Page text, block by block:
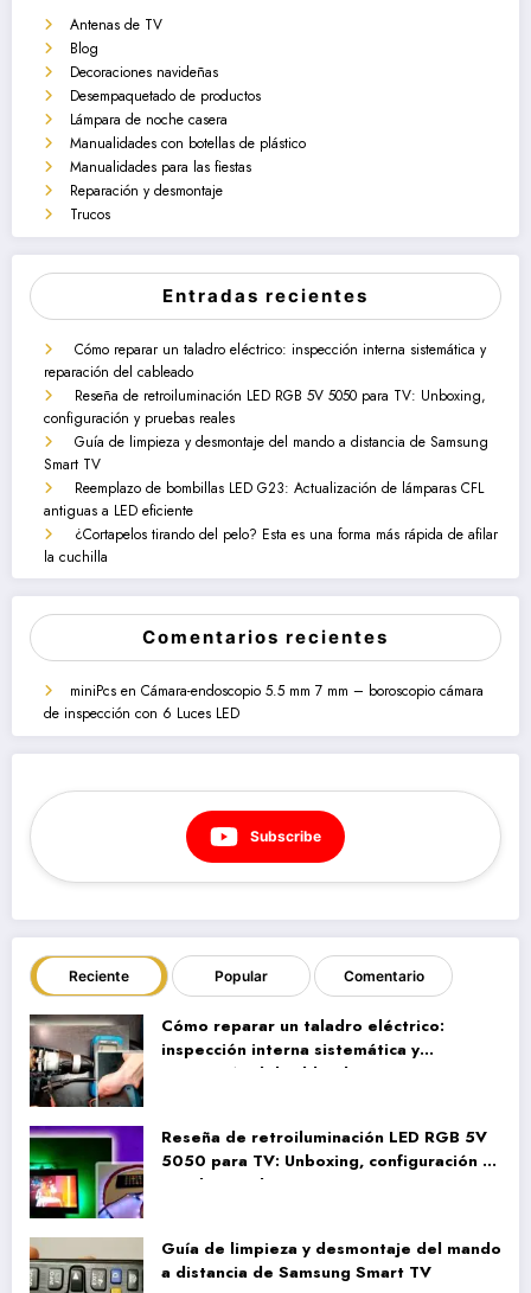
Antenas de TV
Blog
Decoraciones navideñas
Desempaquetado de productos
Lámpara de noche casera
Manualidades con botellas de plástico
Manualidades para las fiestas
Reparación y desmontaje
Trucos
Entradas recientes
Cómo reparar un taladro eléctrico: inspección interna sistemática y
reparación del cableado
Reseña de retroiluminación LED RGB 5V 5050 para TV: Unboxing,
configuración y pruebas reales
Guía de limpieza y desmontaje del mando a distancia de Samsung
Smart TV
Reemplazo de bombillas LED G23: Actualización de lámparas CFL
antiguas a LED eficiente
¿Cortapelos tirando del pelo? Esta es una forma más rápida de afilar
la cuchilla
Comentarios recientes
miniPcs en Cámara-endoscopio 5.5 mm 7 mm – boroscopio cámara
de inspección con 6 Luces LED
Subscribe
Reciente Popular Comentario
Cómo reparar un taladro eléctrico:
inspección interna sistemática y
reparación del cableado
Reseña de retroiluminación LED RGB 5V
5050 para TV: Unboxing, configuración y
pruebas reales
Guía de limpieza y desmontaje del mando
a distancia de Samsung Smart TV